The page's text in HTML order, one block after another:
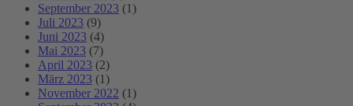
September 2023 (1)
Juli 2023 (9)
Juni 2023 (4)
Mai 2023 (7)
April 2023 (2)
März 2023 (1)
November 2022 (1)